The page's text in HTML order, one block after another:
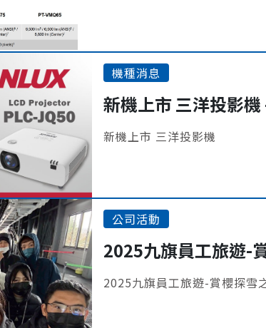
機種消息
新機上市 三洋投影
新機上市 三洋投影機
公司活動
2025九旗員工旅遊-
2025九旗員工旅遊-賞櫻探雪